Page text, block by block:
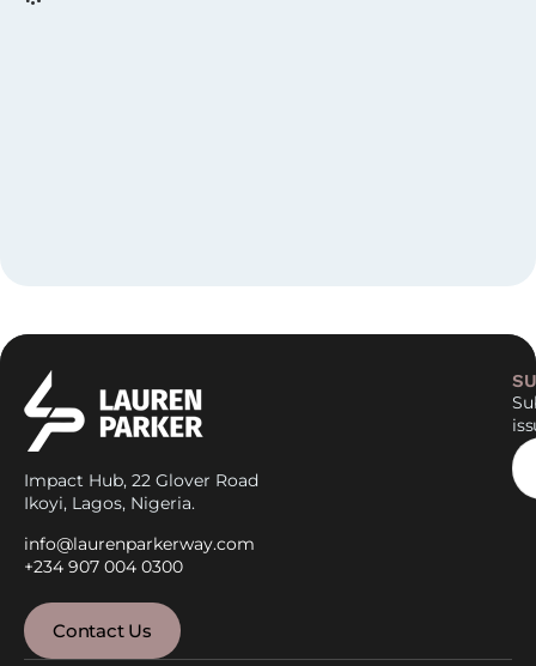
Impact Hub, 22 Glover Road
Ikoyi, Lagos, Nigeria.
info@laurenparkerway.com
+234 907 004 0300
Contact Us